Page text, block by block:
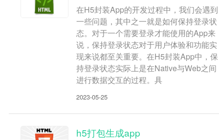
在H5封装App的开发过程中，我们会遇到
一些问题，其中之一就是如何保持登录状
态。对于一个需要登录才能使用的App来
说，保持登录状态对于用户体验和功能实
现来说都至关重要。在H5封装App中，保
持登录状态实际上是在Native与Web之间
进行数据交互的过程。具
2023-05-25
h5打包生成app